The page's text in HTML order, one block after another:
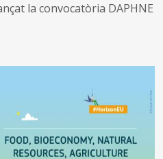
la convocatòria DAPHNE